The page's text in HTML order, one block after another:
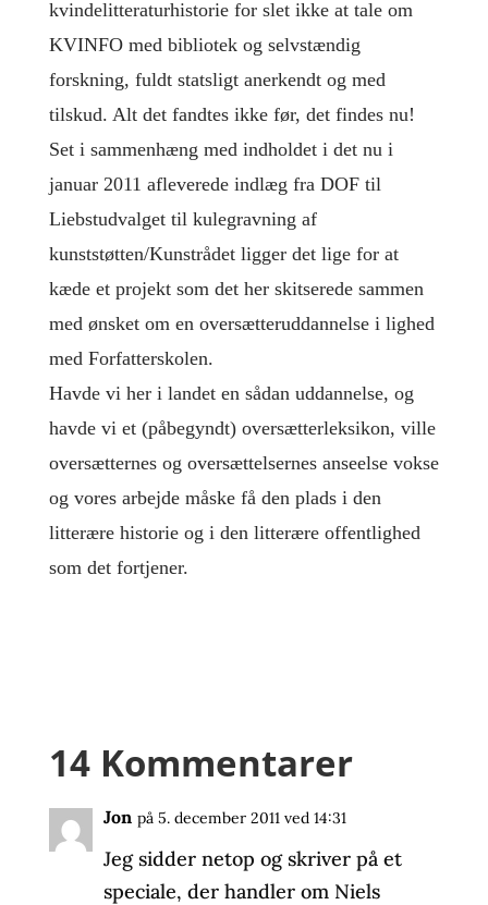
kvindelitteraturhistorie for slet ikke at tale om
KVINFO med bibliotek og selvstændig
forskning, fuldt statsligt anerkendt og med
tilskud. Alt det fandtes ikke før, det findes nu!
Set i sammenhæng med indholdet i det nu i
januar 2011 afleverede indlæg fra DOF til
Liebstudvalget til kulegravning af
kunststøtten/Kunstrådet ligger det lige for at
kæde et projekt som det her skitserede sammen
med ønsket om en oversætteruddannelse i lighed
med Forfatterskolen.
Havde vi her i landet en sådan uddannelse, og
havde vi et (påbegyndt) oversætterleksikon, ville
oversætternes og oversættelsernes anseelse vokse
og vores arbejde måske få den plads i den
litterære historie og i den litterære offentlighed
som det fortjener.
14 Kommentarer
Jon på 5. december 2011 ved 14:31
Jeg sidder netop og skriver på et
speciale, der handler om Niels